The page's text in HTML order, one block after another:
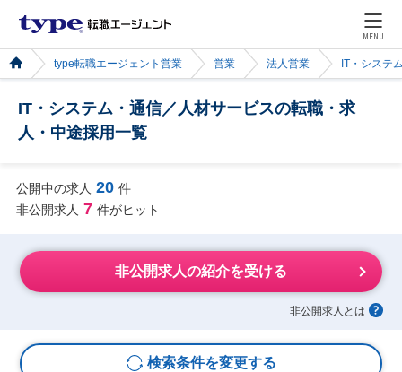
MENU
type転職エージェント営業 営業 法人営業 IT・システ
IT・システム・通信／人材サービスの転職・求
人・中途採用一覧
公開中の求人 20 件
非公開求人 7 件がヒット
非公開求人の紹介を受ける
非公開求人とは
検索条件を変更する